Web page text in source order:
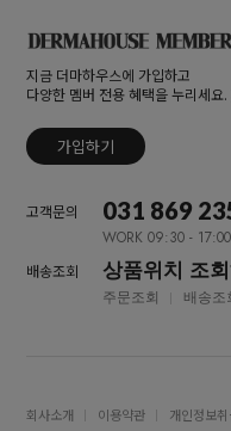
지금 더마하우스에 가입하고
다양한 멤버 전용 혜택을 누리세요.
가입하기
고객문의 031 869
WORK 09:30 - 17:00
배송조회 상품위치 조
주문조회 배송조
회사소개 이용약관 개인정보